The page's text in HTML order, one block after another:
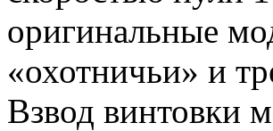
оригинальные
«охотничьи» и
Взвод винтовки